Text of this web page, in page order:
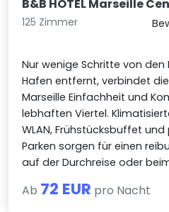
B&B HOTEL Marseille
125 Zimmer
Nur wenige Schritte von
Hafen entfernt, verbindet
Marseille Einfachheit und
lebhaften Viertel.
WLAN, Frühstücksbuffet
Parken sorgen für einen
auf der Durchreise oder
Ab 72 EUR pro Nacht